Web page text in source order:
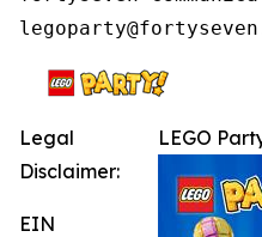
LEGO
Legal
Disclaimer:
EIN